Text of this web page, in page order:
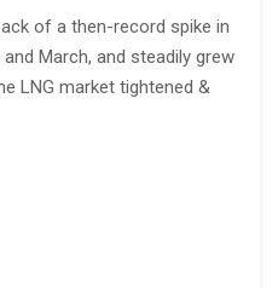
of a then-record spike in
March, and steadily grew
LNG market tightened &